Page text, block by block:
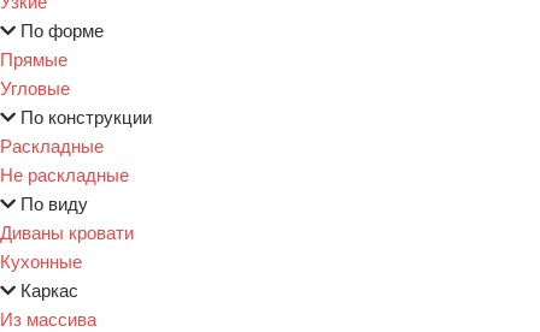
По форме
Прямые
Угловые
По конструкции
Раскладные
Не раскладные
По виду
Диваны кровати
Кухонные
Каркас
Из массива